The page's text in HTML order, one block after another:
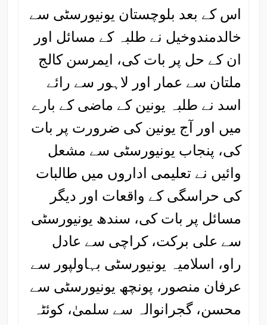
اس کے بعد بلوچستان یونیورسٹی سے
خالدمندوخیل نے طلبہ کے مسائل اور
ان کے حل پر بات کی، ایمرسن کالج
ملتان سے عمار اور لاہور سے رائے
اسد نے طلبہ یونین کے ماضی کے بارے
میں اور آج یونین کی ضرورت پر بات
کی، پنجاب یونیورسٹی سے مشعل
وائیں نے تعلیمی اداروں میں طالبات
کی حراسگی کے واقعات اور دیگر
مسائل پر بات کی، سندھ یونیورسٹی
سے علی برکت، کراچی سے عادل
راو، اسلامیہ یونیورسٹی بہاولپور سے
عرفان منصور، پونچھ یونیورسٹی سے
محسن، گجرانوالہ سے سلمیٰ، کوئٹہ